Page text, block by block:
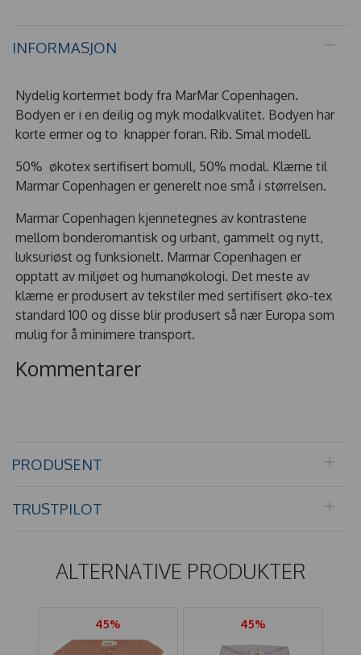
INFORMASJON
Nydelig kortermet body fra MarMar Copenhagen.
Bodyen er i en deilig og myk modalkvalitet. Bodyen har
korte ermer og to knapper foran. Rib. Smal modell.
50% økotex sertifisert bomull, 50% modal. Klærne til
Marmar Copenhagen er generelt noe små i størrelsen.
Marmar Copenhagen kjennetegnes av kontrastene
mellom bonderomantisk og urbant, gammelt og nytt,
luksuriøst og funksionelt. Marmar Copenhagen er
opptatt av miljøet og humanøkologi. Det meste av
klærne er produsert av tekstiler med sertifisert øko-tex
standard 100 og disse blir produsert så nær Europa som
mulig for å minimere transport.
Kommentarer
PRODUSENT
TRUSTPILOT
ALTERNATIVE PRODUKTER
45% 45%